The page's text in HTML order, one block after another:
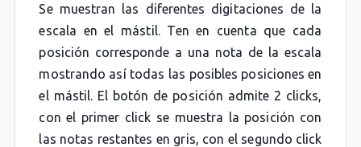
Se muestran las diferentes digitaciones de la
escala en el mástil. Ten en cuenta que cada
posición corresponde a una nota de la escala
mostrando así todas las posibles posiciones en
el mástil. El botón de posición admite 2 clicks,
con el primer click se muestra la posición con
las notas restantes en gris, con el segundo click